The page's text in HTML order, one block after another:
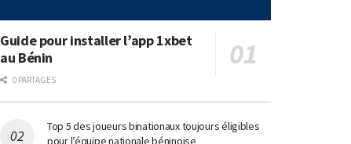
Guide pour installer l’app 1xbet
au Bénin
0 PARTAGES
Top 5 des joueurs binationaux toujours éligibles
pour l’équipe nationale béninoise